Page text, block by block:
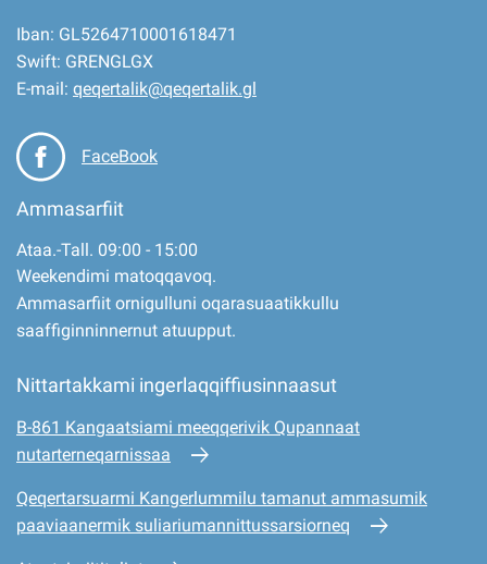
Iban: GL5264710001618471
Swift: GRENGLGX
E-mail: qeqertalik@qeqertalik.gl
FaceBook
Ammasarfiit
Ataa.-Tall. 09:00 - 15:00
Weekendimi matoqqavoq.
Ammasarfiit ornigulluni oqarasuaatikkullu
saaffiginninnernut atuupput.
Nittartakkami ingerlaqqiffiusinnaasut
B-861 Kangaatsiami meeqqerivik Qupannaat
nutarterneqarnissaa
Qeqertarsuarmi Kangerlummilu tamanut ammasumik
paaviaanermik suliariumannittussarsiorneq